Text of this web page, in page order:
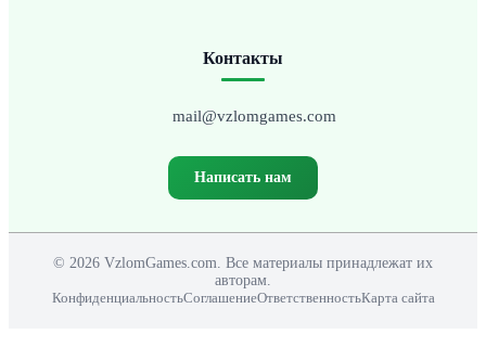
Контакты
mail@vzlomgames.com
Написать нам
© 2026 VzlomGames.com. Все материалы принадлежат их
авторам.
КонфиденциальностьСоглашениеОтветственностьКарта сайта